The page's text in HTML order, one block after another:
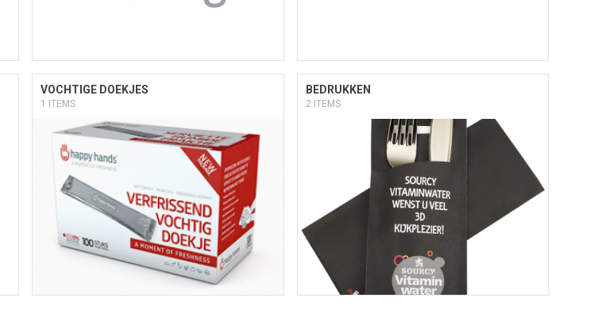
VOCHTIGE DOEKJES
1 ITEMS
BEDRUKKEN
2 ITEMS